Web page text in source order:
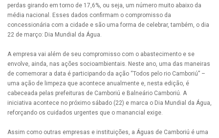
perdas girando em torno de 17,6%, ou seja, um número muito abaixo da
média nacional. Esses dados confirmam o compromisso da
concessionária com a cidade e são uma forma de celebrar, também, o dia
22 de março: Dia Mundial da Água.
A empresa vai além de seu compromisso com o abastecimento e se
envolve, ainda, nas ações socioambientais. Neste ano, uma das maneiras
de comemorar a data é participando da ação “Todos pelo rio Camboriú” –
uma ação de limpeza que acontece anualmente e, nesta edição, é
cabeceada pelas prefeituras de Camboriú e Balneário Camboriú. A
iniciativa acontece no próximo sábado (22) e marca o Dia Mundial da Água,
reforçando os cuidados urgentes que o manancial exige.
Assim como outras empresas e instituições, a Águas de Camboriú é uma